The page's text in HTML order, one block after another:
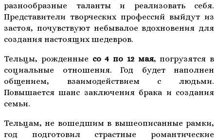
разнообразные таланты и реализовать себя.
Представители творческих профессий выйдут из
застоя, почувствуют небывалое вдохновения для
создания настоящих шедевров.
Тельцы, рожденные со 4 по 12 мая, погрузятся в
социальные отношения. Год будет наполнен
общением, взаимодействием с людьми.
Повышается шанс заключения брака и создания
семьи.
Тельцам, не вошедшим в вышеописанные рамки,
год подготовил страстные романтические